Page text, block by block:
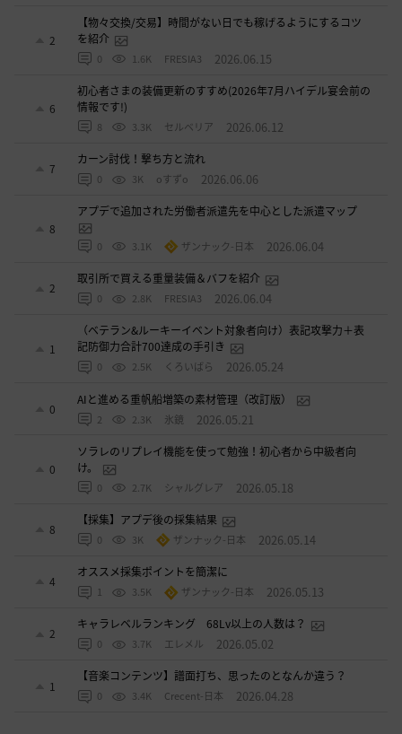
2
【物々交換/交易】時間がない日でも稼げるようにするコツ
を紹介
0 1.6K FRESIA3 2026.06.15
6
初心者さまの装備更新のすすめ(2026年7月ハイデル宴会前の
情報です!)
8 3.3K セルベリア 2026.06.12
7
カーン討伐！撃ち方と流れ
0 3K oすずo 2026.06.06
8
アプデで追加された労働者派遣先を中心とした派遣マップ
0 3.1K ザンナック-日本 2026.06.04
2
取引所で買える重量装備＆バフを紹介
0 2.8K FRESIA3 2026.06.04
1
（ベテラン&ルーキーイベント対象者向け）表記攻撃力＋表
記防御力合計700達成の手引き
0 2.5K くろいばら 2026.05.24
0
AIと進める重帆船増築の素材管理（改訂版）
2 2.3K 氷鏡 2026.05.21
0
ソラレのリプレイ機能を使って勉強！初心者から中級者向
け。
0 2.7K シャルグレア 2026.05.18
8
【採集】アプデ後の採集結果
0 3K ザンナック-日本 2026.05.14
4
オススメ採集ポイントを簡潔に
1 3.5K ザンナック-日本 2026.05.13
2
キャラレベルランキング 68Lv以上の人数は？
0 3.7K エレメル 2026.05.02
1
【音楽コンテンツ】譜面打ち、思ったのとなんか違う？
0 3.4K Crecent-日本 2026.04.28